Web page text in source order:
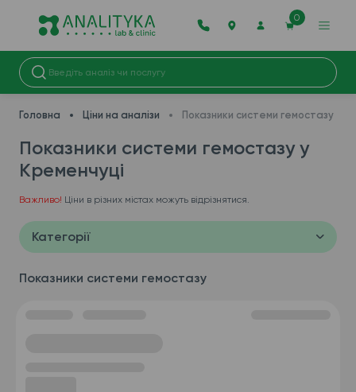
0
Головна Ціни на аналізи Показники системи гемостазу
Показники системи гемостазу у
Кременчуці
Важливо! Ціни в різних містах можуть відрізнятися.
Категорії
Показники системи гемостазу